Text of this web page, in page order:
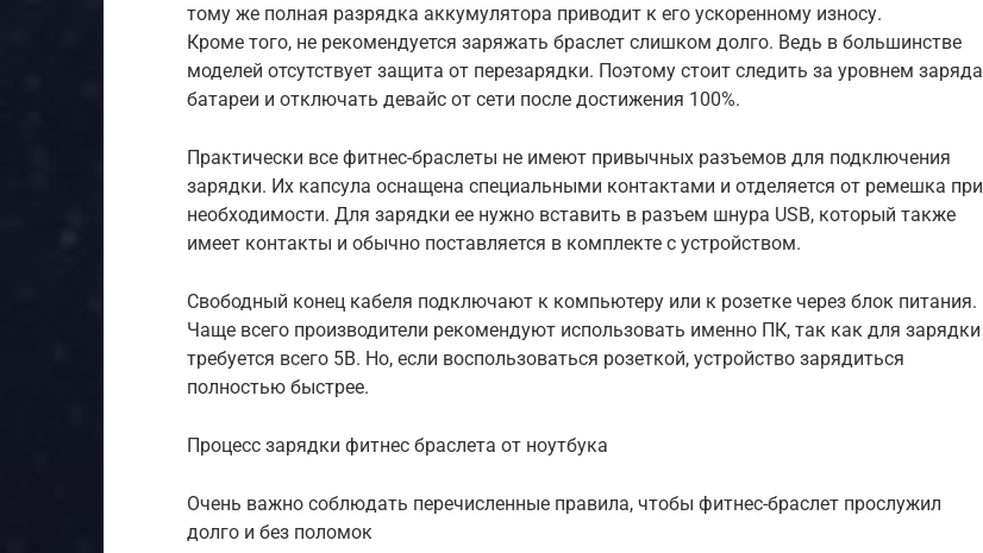
тому же полная разрядка аккумулятора приводит к его ускоренному износу.
Кроме того, не рекомендуется заряжать браслет слишком долго. Ведь в большинстве
моделей отсутствует защита от перезарядки. Поэтому стоит следить за уровнем заряда
батареи и отключать девайс от сети после достижения 100%.
Практически все фитнес-браслеты не имеют привычных разъемов для подключения
зарядки. Их капсула оснащена специальными контактами и отделяется от ремешка при
необходимости. Для зарядки ее нужно вставить в разъем шнура USB, который также
имеет контакты и обычно поставляется в комплекте с устройством.
Свободный конец кабеля подключают к компьютеру или к розетке через блок питания.
Чаще всего производители рекомендуют использовать именно ПК, так как для зарядки
требуется всего 5В. Но, если воспользоваться розеткой, устройство зарядиться
полностью быстрее.
Процесс зарядки фитнес браслета от ноутбука
Очень важно соблюдать перечисленные правила, чтобы фитнес-браслет прослужил
долго и без поломок